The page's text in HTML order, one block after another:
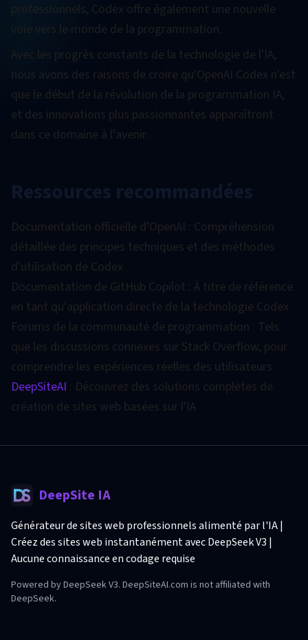
professionnels, Codex offre également une nouvelle
voie vers le monde de la programmation.
Avec les progrès constants de la technologie de l'IA,
nous avons des raisons de croire qu'OpenAI Codex n'est
que le début de la révolution de la programmation IA,
et des innovations plus passionnantes apparaîtront
dans ce domaine à l'avenir.
Ressources recommandées
Documentation officielle d'OpenAI : Compréhension
détaillée des principes techniques et des méthodes
d'utilisation de Codex
Documentation de GitHub Copilot : À titre de référence
en tant qu'application directe de la technologie Codex
Forums de la communauté de programmation : Tels
que les discussions connexes sur Stack Overflow, pour
comprendre les expériences réelles des utilisateurs
DeepSiteAI : Découvrez des solutions complètes de
création de sites web basées sur l'IA
DeepSite IA
Générateur de sites web professionnels alimenté par l'IA |
Créez des sites web instantanément avec DeepSeek V3 |
Aucune connaissance en codage requise
Powered by DeepSeek V3. DeepSiteAI.com is not affiliated with
DeepSeek.